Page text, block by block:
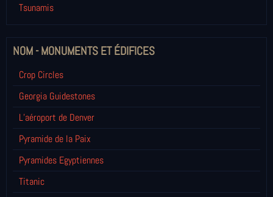
Tsunamis
NOM - MONUMENTS ET ÉDIFICES
Crop Circles
Georgia Guidestones
L’aéroport de Denver
Pyramide de la Paix
Pyramides Egyptiennes
Titanic